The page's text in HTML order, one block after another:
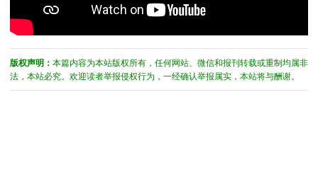
版权声明： 本篇内容为本站版权所有，任何网站、微信和报刊转载或重制均属非
法，本站必究。欢迎读者举报侵权行为，一经确认举报属实，本站将与酬谢。